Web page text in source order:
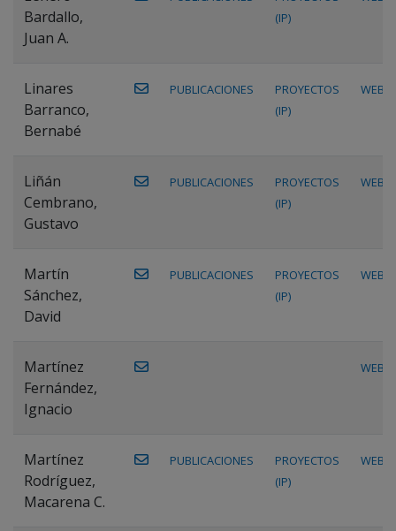
Bardallo,
Juan A.
(IP)
Linares
Barranco,
Bernabé
PUBLICACIONES
PROYECTOS
(IP)
WEB
Liñán
Cembrano,
Gustavo
PUBLICACIONES
PROYECTOS
(IP)
WEB
Martín
Sánchez,
David
PUBLICACIONES
PROYECTOS
(IP)
WEB
Martínez
Fernández,
Ignacio
WEB
Martínez
Rodríguez,
Macarena C.
PUBLICACIONES
PROYECTOS
(IP)
WEB